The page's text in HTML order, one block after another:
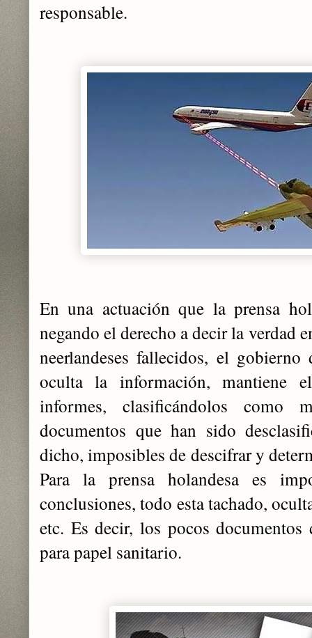
responsable.
En una actuación que la prensa
negando el derecho a decir la verdad
neerlandeses fallecidos, el
oculta la información, mantiene
informes, clasificándolos como
documentos que han sido
dicho, imposibles de descifrar y
Para la prensa holandesa es
conclusiones, todo esta tachado,
etc. Es decir, los pocos
para papel sanitario.